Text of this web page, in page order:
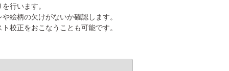
行います。
絵柄の欠けがないか確認します。
校正をおこなうことも可能です。